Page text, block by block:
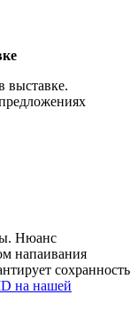
выставке.
Нюанс
напаивания
сохранность
на нашей